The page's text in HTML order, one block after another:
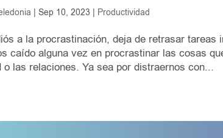
|Sep 10, 2023 | Productividad
a la procrastinación, deja de retrasar
caído alguna vez en procrastinar las cosas
o las relaciones. Ya sea por distraernos con...